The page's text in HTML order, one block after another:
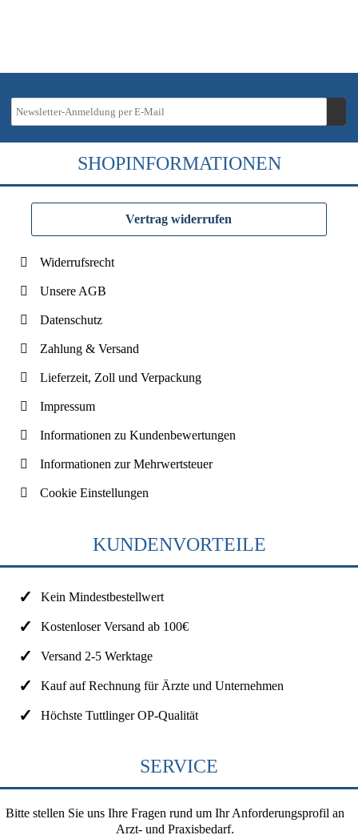
SHOPINFORMATIONEN
Vertrag widerrufen
Widerrufsrecht
Unsere AGB
Datenschutz
Zahlung & Versand
Lieferzeit, Zoll und Verpackung
Impressum
Informationen zu Kundenbewertungen
Informationen zur Mehrwertsteuer
Cookie Einstellungen
KUNDENVORTEILE
Kein Mindestbestellwert
Kostenloser Versand ab 100€
Versand 2-5 Werktage
Kauf auf Rechnung für Ärzte und Unternehmen
Höchste Tuttlinger OP-Qualität
SERVICE
Bitte stellen Sie uns Ihre Fragen rund um Ihr Anforderungsprofil an
Arzt- und Praxisbedarf.